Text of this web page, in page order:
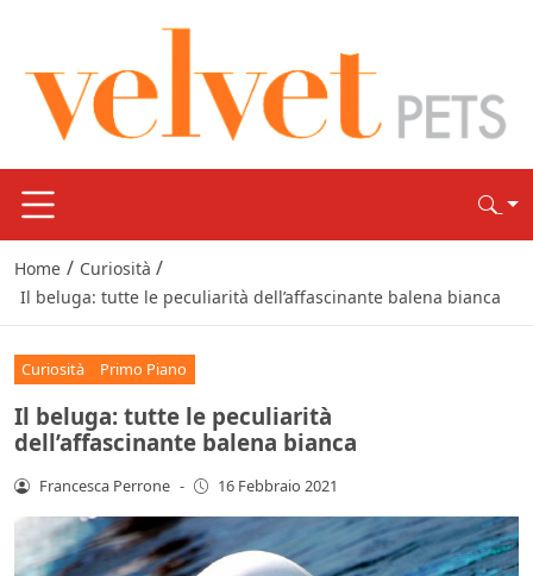
Home / Curiosità /
Il beluga: tutte le peculiarità dell’affascinante balena bianca
Curiosità Primo Piano
Il beluga: tutte le peculiarità
dell’affascinante balena bianca
Francesca Perrone - 16 Febbraio 2021